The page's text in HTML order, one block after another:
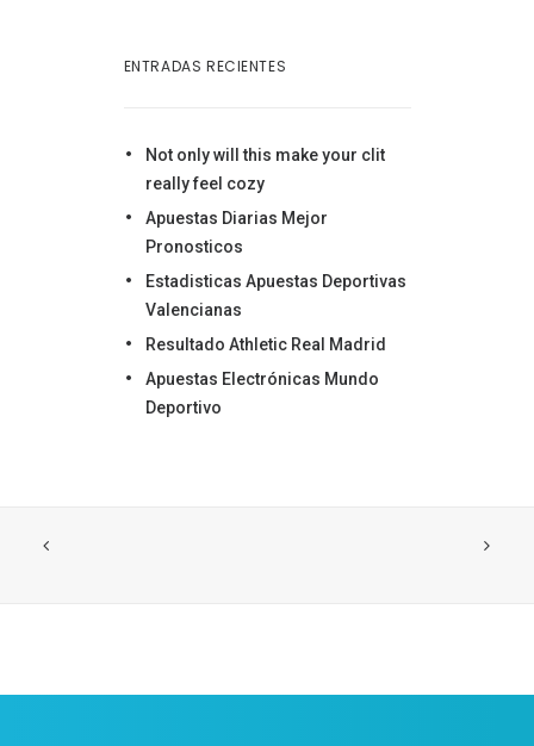
ENTRADAS RECIENTES
Not only will this make your clit
really feel cozy
Apuestas Diarias Mejor
Pronosticos
Estadisticas Apuestas Deportivas
Valencianas
Resultado Athletic Real Madrid
Apuestas Electrónicas Mundo
Deportivo